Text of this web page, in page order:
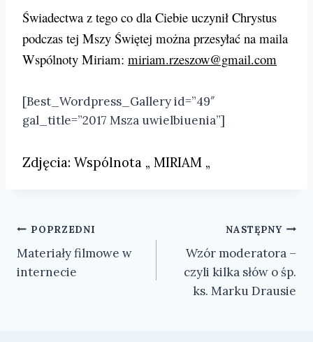
Świadectwa z tego co dla Ciebie uczynił Chrystus
podczas tej Mszy Świętej można przesyłać na maila
Wspólnoty Miriam: miriam.rzeszow@gmail.com
[Best_Wordpress_Gallery id=”49″
gal_title=”2017 Msza uwielbiuenia”]
Zdjęcia: Wspólnota „ MIRIAM „
Nawigacja
wpisu
POPRZEDNI
Materiały filmowe w
internecie
NASTĘPNY
Wzór moderatora –
czyli kilka słów o śp.
ks. Marku Drausie